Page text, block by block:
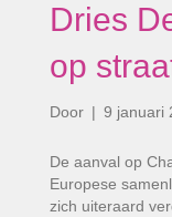
Dries
op
Door | 9 januari
De aanval op
Europese
zich uiteraard